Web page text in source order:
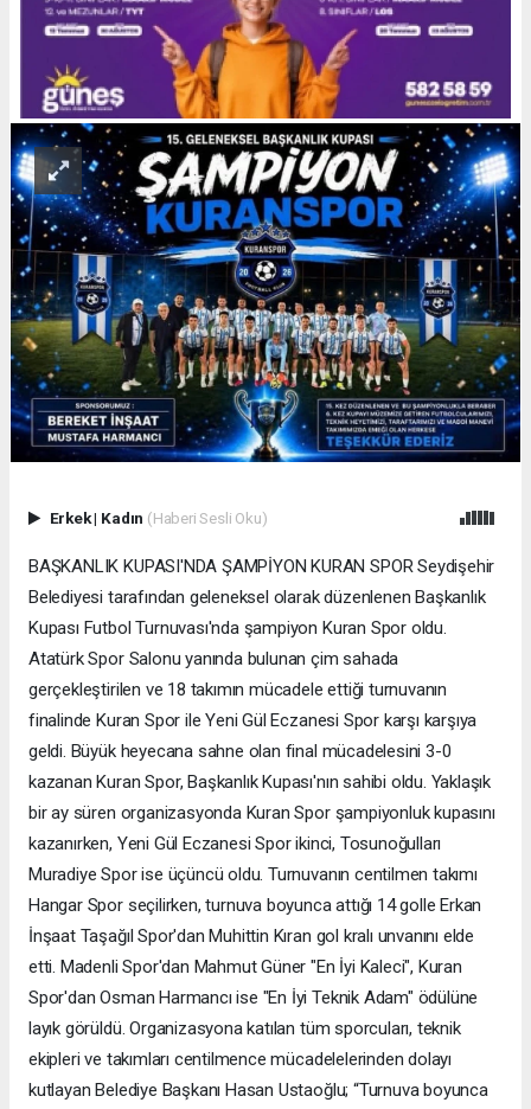
Erkek| Kadın (Haberi Sesli Oku)
BAŞKANLIK KUPASI'NDA ŞAMPİYON KURAN SPOR Seydişehir
Belediyesi tarafından geleneksel olarak düzenlenen Başkanlık
Kupası Futbol Turnuvası'nda şampiyon Kuran Spor oldu.
Atatürk Spor Salonu yanında bulunan çim sahada
gerçekleştirilen ve 18 takımın mücadele ettiği turnuvanın
finalinde Kuran Spor ile Yeni Gül Eczanesi Spor karşı karşıya
geldi. Büyük heyecana sahne olan final mücadelesini 3-0
kazanan Kuran Spor, Başkanlık Kupası'nın sahibi oldu. Yaklaşık
bir ay süren organizasyonda Kuran Spor şampiyonluk kupasını
kazanırken, Yeni Gül Eczanesi Spor ikinci, Tosunoğulları
Muradiye Spor ise üçüncü oldu. Turnuvanın centilmen takımı
Hangar Spor seçilirken, turnuva boyunca attığı 14 golle Erkan
İnşaat Taşağıl Spor'dan Muhittin Kıran gol kralı unvanını elde
etti. Madenli Spor'dan Mahmut Güner "En İyi Kaleci", Kuran
Spor'dan Osman Harmancı ise "En İyi Teknik Adam" ödülüne
layık görüldü. Organizasyona katılan tüm sporcuları, teknik
ekipleri ve takımları centilmence mücadelelerinden dolayı
kutlayan Belediye Başkanı Hasan Ustaoğlu; “Turnuva boyunca